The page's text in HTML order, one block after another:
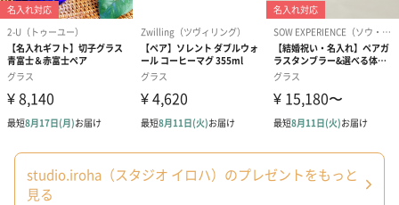
studio.iroha（スタジオ イロハ）のプレゼントをもっと
見る